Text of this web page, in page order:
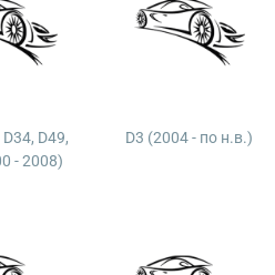
D49,
- 2008)
D3 (2004 - по н.в.)